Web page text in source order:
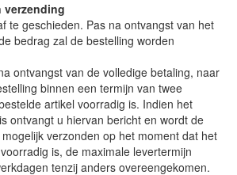
verzending
te geschieden. Pas na ontvangst van het
bedrag zal de bestelling worden
ontvangst van de volledige betaling, naar
binnen een termijn van twee
artikel voorradig is. Indien het
ontvangt u hiervan bericht en wordt de
verzonden op het moment dat het
is, de maximale levertermijn
tenzij anders overeengekomen.